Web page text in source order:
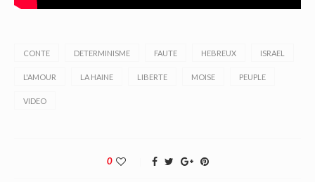
CONTE DETERMINISME FAUTE HEBREUX ISRAEL
L'AMOUR LA HAINE LIBERTE MOISE PEUPLE
VIDEO
0